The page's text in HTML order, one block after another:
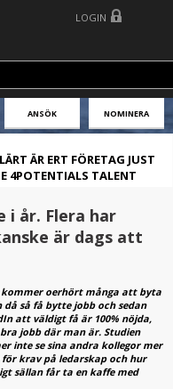
LOGIN
ANSÖK NOMINERA
ÄR ERT FÖRETAG JUST
4POTENTIALS TALENT
i år. Flera har
är dags att
kommer oerhört många att byta
så få bytte jobb och sedan
attväldigt få är 100% nöjda,
jobb där man är. Studien
inte se sina andra kollegor mer
för krav på ledarskap och hur
sällan får ta en kaffe med